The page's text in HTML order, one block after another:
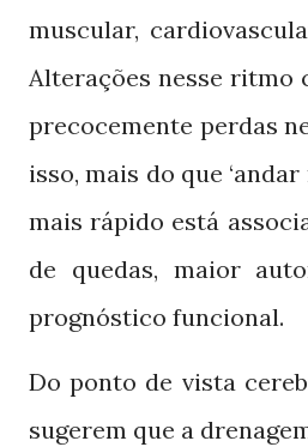
muscular,
Alterações nesse ritmo
precocemente perdas
isso, mais do que
mais rápido está
de quedas, maior
prognóstico funcional.
Do ponto de vista
sugerem que a